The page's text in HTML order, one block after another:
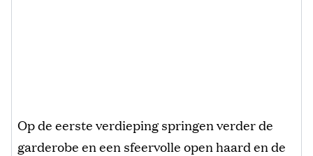
Op de eerste verdieping springen verder de
garderobe en een sfeervolle open haard en de